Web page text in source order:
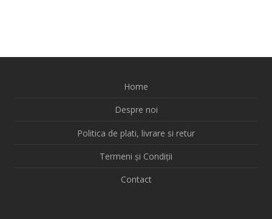
Home
Despre noi
Politica de plati, livrare si retur
Termeni și Condiții
Contact